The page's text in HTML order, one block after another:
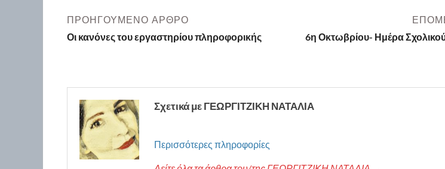
ΠΡΟΗΓΟΎΜΕΝΟ ΆΡΘΡΟ
Οι κανόνες του εργαστηρίου πληροφορικής
6η Οκτωβρίου- Ημέρα
Σχετικά με ΓΕΩΡΓΙΤΖΙΚΗ ΝΑΤΑΛΙΑ
Περισσότερες πληροφορίες